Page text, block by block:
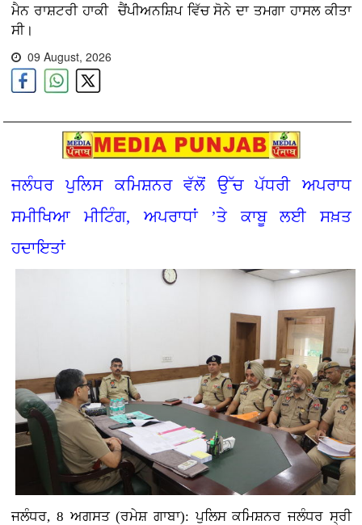
ਮੈਨ ਰਾਸ਼ਟਰੀ ਹਾਕੀ ਚੈਂਪੀਅਨਸ਼ਿਪ ਵਿੱਚ ਸੋਨੇ ਦਾ ਤਮਗਾ ਹਾਸਲ ਕੀਤਾ
ਸੀ।
09 August, 2026
ਜਲੰਧਰ ਪੁਲਿਸ ਕਮਿਸ਼ਨਰ ਵੱਲੋਂ ਉੱਚ ਪੱਧਰੀ ਅਪਰਾਧ
ਸਮੀਖਿਆ ਮੀਟਿੰਗ, ਅਪਰਾਧਾਂ ’ਤੇ ਕਾਬੂ ਲਈ ਸਖ਼ਤ
ਹਦਾਇਤਾਂ
ਜਲੰਧਰ, 8 ਅਗਸਤ (ਰਮੇਸ਼ ਗਾਬਾ): ਪੁਲਿਸ ਕਮਿਸ਼ਨਰ ਜਲੰਧਰ ਸ੍ਰੀ